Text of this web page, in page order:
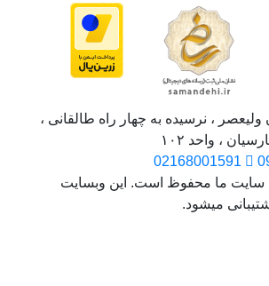
، نرسیده به چهار راه طالقانی ،
، واحد ۱۰۲
02168001591
ما محفوظ است. این وبسایت
میشود.